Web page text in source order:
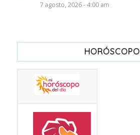
7 agosto, 2026 - 4:00 am
HORÓSCOPO